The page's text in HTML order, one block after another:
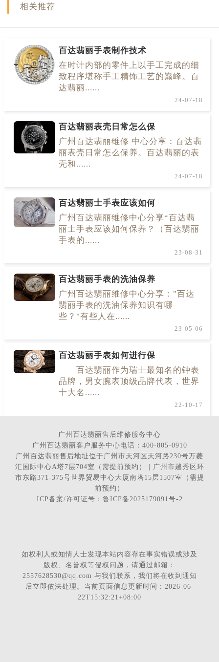
相关推荐
百达翡丽手表制作技术
在时计内部的零件上以手工完成的细
致程序堪称手工精饰工艺的巅峰。百
达翡丽......
24-07-18
百达翡丽表壳日常怎么保
广州百达翡丽维修 中心分享：百达翡
丽表壳日常怎么保养。百达翡丽的表
壳和......
24-07-18
百达翡丽士手表应该如何
广州百达翡丽维修中心分享“百达翡
丽士手表应该如何保养？（百达翡丽
手表的......
23-08-31
百达翡丽手表的洗油保养
广州百达翡丽维修中心分享："百达
翡丽手表的洗油保养知识有哪
些？"有些人在......
23-05-06
百达翡丽手表如何进行保
百达翡丽作为瑞士最知名的钟表
品牌，男女腕表顶级品牌代表，世界
十大名......
22-10-17
广州百达翡丽售后维修服务中心
广州百达翡丽客户服务中心电话：400-805-0910
广州百达翡丽售后地址位于广州市天河区天河路230号万菱
汇国际中心A塔7层704室（需提前预约） | 广州市越秀区环
市东路371-375号世界贸易中心大厦南塔15层1507室（需提
前预约）
ICP备案/许可证号：鲁ICP备2025179091号-2
如权利人或知情人士发现本站内容存在事实错误或涉及
版权、名誉权等侵权问题，请通过邮箱：
2557628530@qq.com 与我们联系，我们将在收到通知
后立即依法处理。当前页面信息更新时间：2026-06-
22T15:32:21+08:00